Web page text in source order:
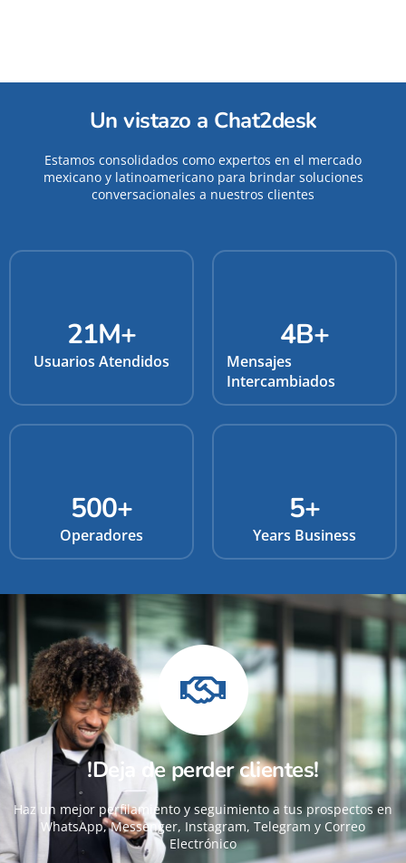
Un vistazo a Chat2desk
Estamos consolidados como expertos en el mercado
mexicano y latinoamericano para brindar soluciones
conversacionales a nuestros clientes
Usuarios Atendidos
21M+
Mensajes
Intercambiados
4B+
Operadores
500+
Years Business
5+
!Deja de perder clientes!
Haz un mejor perfilamiento y seguimiento a tus prospectos en
WhatsApp, Messenger, Instagram, Telegram y Correo
Electrónico